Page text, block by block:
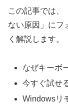
この記事では、
ない原因」にフ
く解説します。
なぜキーボ
今すぐ試せ
Windowsリ